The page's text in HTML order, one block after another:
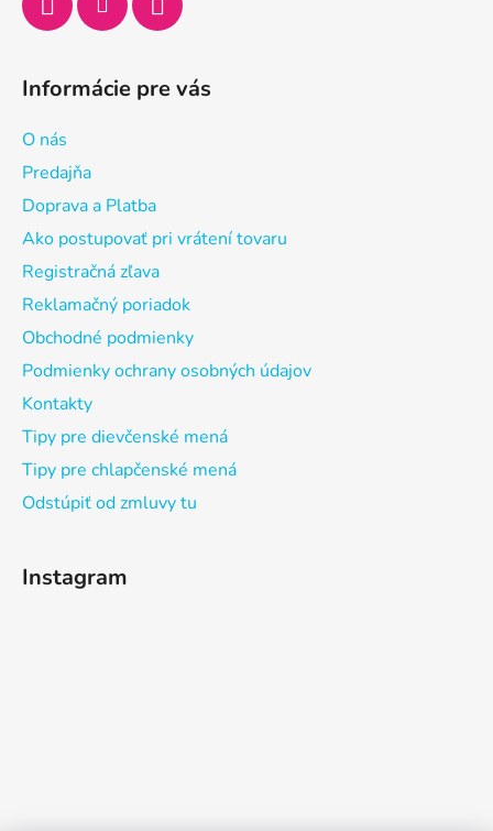
Informácie pre vás
O nás
Predajňa
Doprava a Platba
Ako postupovať pri vrátení tovaru
Registračná zľava
Reklamačný poriadok
Obchodné podmienky
Podmienky ochrany osobných údajov
Kontakty
Tipy pre dievčenské mená
Tipy pre chlapčenské mená
Odstúpiť od zmluvy tu
Instagram